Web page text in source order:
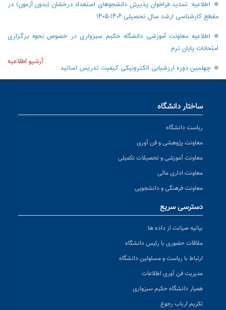
اطلاعیه: تمدید فراخوان پذیرش دانشجو‌های استعداد درخشان (بدون آزمون) در
مقطع کارشناسی ارشد سال تحصیلی ۱۴۰۶-۱۴۰۵
اطلاعیه معاونت آموزشی دانشگاه حکیم سبزواری در خصوص نحوه برگزاری
امتحانات پایان ترم
چهلمین دوره ارزشیابی الکترونیکی کیفیت تدریس اساتید
آرشیو اطلاعیه
ساختار دانشگاه
ریاست دانشگاه
معاونت پژوهشی و فن آوری
معاونت آموزشی و تحصیلات تکمیلی
معاونت اداری مالی
معاونت فرهنگی و دانشجویی
دسترسی سریع
بیانیه صیانت از داده ها
ملاقات حضوری با رئیس دانشگاه
ارتباط با ریاست و مسئولین دانشگاه
مدیریت فن آوری اطلاعات
همیار دانشگاه حکیم سبزواری
تکریم ارباب رجوع